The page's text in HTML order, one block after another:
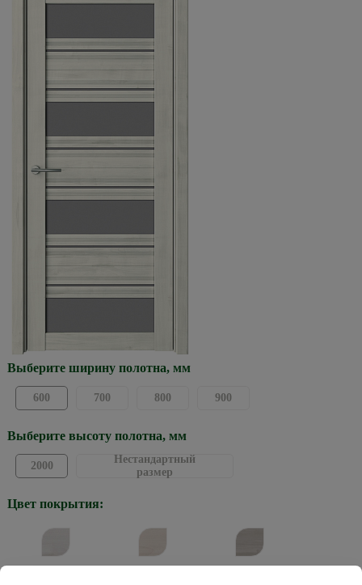
Выберите ширину полотна, мм
600 700 800 900
Выберите высоту полотна, мм
2000
Нестандартный
размер
Цвет покрытия: